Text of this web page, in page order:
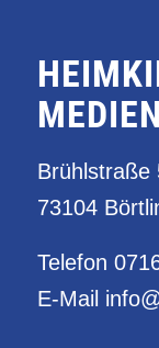
Brühlstraße
73104
Telefon
E-Mail